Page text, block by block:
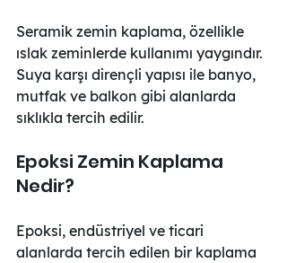
Seramik zemin kaplama, özellikle
ıslak zeminlerde kullanımı yaygındır.
Suya karşı dirençli yapısı ile banyo,
mutfak ve balkon gibi alanlarda
sıklıkla tercih edilir.
Epoksi Zemin Kaplama
Nedir?
Epoksi, endüstriyel ve ticari
alanlarda tercih edilen bir kaplama